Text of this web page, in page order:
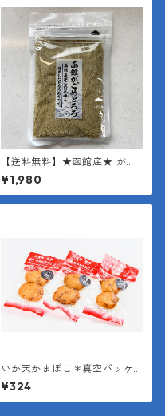
【送料無料】★函館産★ がご
めとろろ昆布1袋35g×２袋
【函館産 昆布使用】【とろろ
昆布】
¥1,980
いか天かまぼこ＊真空パッケ
ージ（１袋２枚入り＊１枚約4
0g）
¥324